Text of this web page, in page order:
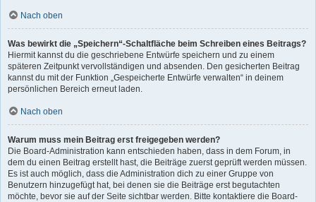
Nach oben
Was bewirkt die „Speichern“-Schaltfläche beim Schreiben eines Beitrags?
Hiermit kannst du die geschriebene Entwürfe speichern und zu einem
späteren Zeitpunkt vervollständigen und absenden. Den gesicherten Beitrag
kannst du mit der Funktion „Gespeicherte Entwürfe verwalten“ in deinem
persönlichen Bereich erneut laden.
Nach oben
Warum muss mein Beitrag erst freigegeben werden?
Die Board-Administration kann entschieden haben, dass in dem Forum, in
dem du einen Beitrag erstellt hast, die Beiträge zuerst geprüft werden müssen.
Es ist auch möglich, dass die Administration dich zu einer Gruppe von
Benutzern hinzugefügt hat, bei denen sie die Beiträge erst begutachten
möchte, bevor sie auf der Seite sichtbar werden. Bitte kontaktiere die Board-